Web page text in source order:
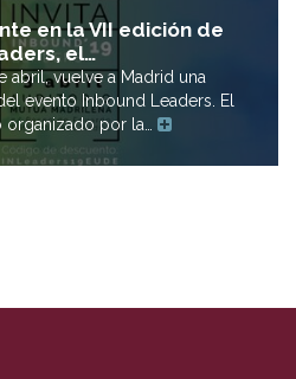
en la VII edición de
el…
abril, vuelve a Madrid una
evento Inbound Leaders. El
organizado por la…